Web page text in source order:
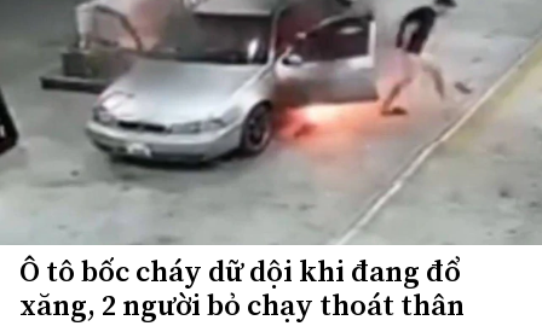
Ô tô bốc cháy dữ dội khi đang đổ
xăng, 2 người bỏ chạy thoát thân